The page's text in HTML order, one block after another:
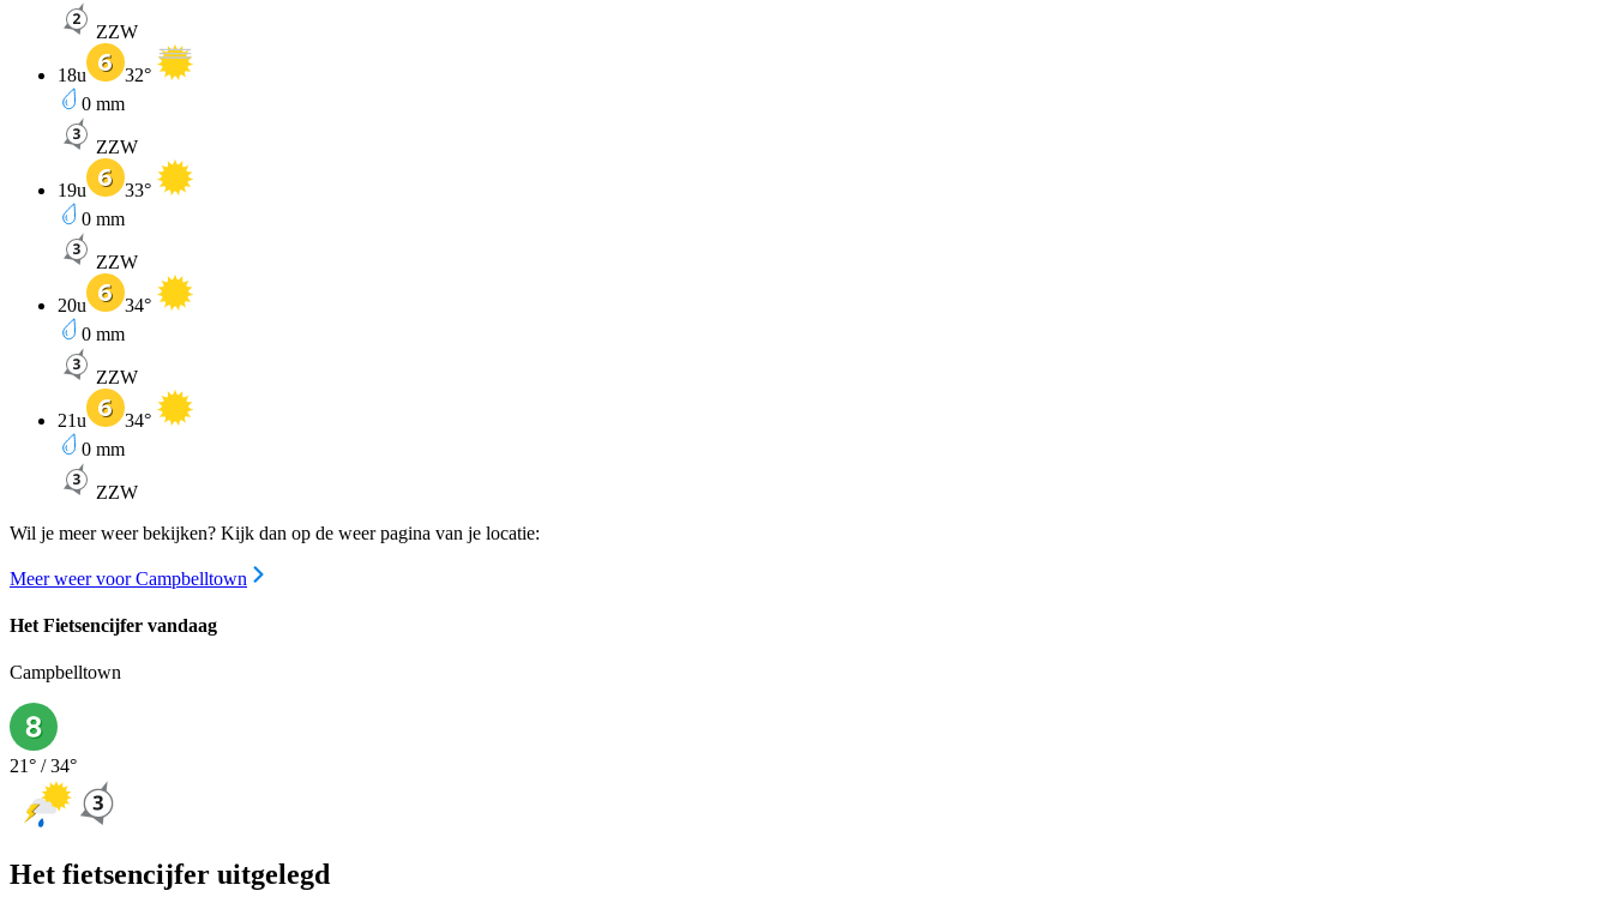
ZZW
18u 32°
0 mm
ZZW
19u 33°
0 mm
ZZW
20u 34°
0 mm
ZZW
21u 34°
0 mm
ZZW
Wil je meer weer bekijken? Kijk dan op de weer pagina van je locatie:
Meer weer voor Campbelltown
Het Fietsencijfer vandaag
Campbelltown
21° /34°
Het fietsencijfer uitgelegd